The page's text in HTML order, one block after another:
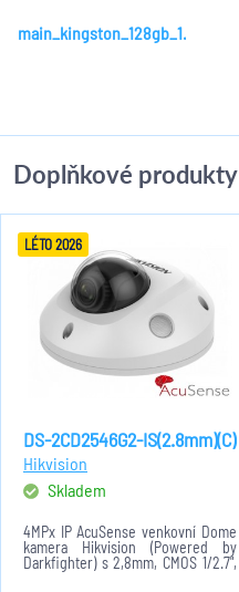
main_kingston_128gb_1.jfif
Doplňkové produkty
LÉTO 2026
DS-2CD2546G2-IS(2.8mm)(C)
Hikvision
Skladem
4MPx IP AcuSense venkovní Dome
kamera Hikvision (Powered by
Darkfighter) s 2,8mm, CMOS 1/2.7",
0,003lux, 2592x1944@20fps.